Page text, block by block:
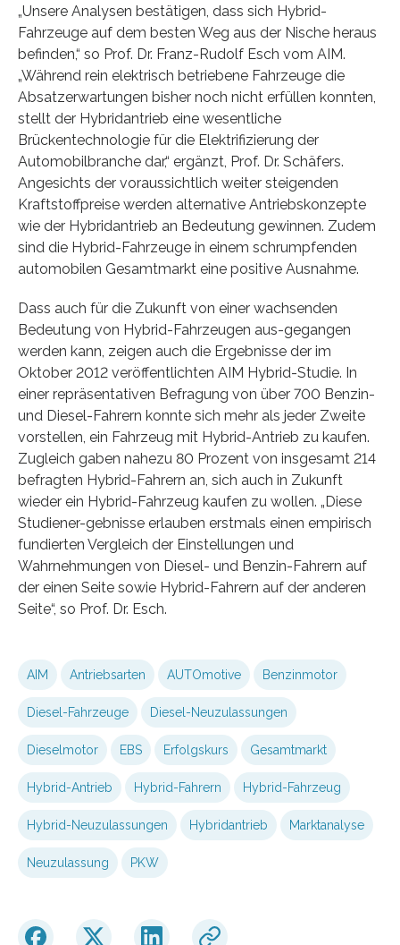
„Unsere Analysen bestätigen, dass sich Hybrid-
Fahrzeuge auf dem besten Weg aus der Nische heraus
befinden,“ so Prof. Dr. Franz-Rudolf Esch vom AIM.
„Während rein elektrisch betriebene Fahrzeuge die
Absatzerwartungen bisher noch nicht erfüllen konnten,
stellt der Hybridantrieb eine wesentliche
Brückentechnologie für die Elektrifizierung der
Automobilbranche dar,“ ergänzt, Prof. Dr. Schäfers.
Angesichts der voraussichtlich weiter steigenden
Kraftstoffpreise werden alternative Antriebskonzepte
wie der Hybridantrieb an Bedeutung gewinnen. Zudem
sind die Hybrid-Fahrzeuge in einem schrumpfenden
automobilen Gesamtmarkt eine positive Ausnahme.
Dass auch für die Zukunft von einer wachsenden
Bedeutung von Hybrid-Fahrzeugen aus-gegangen
werden kann, zeigen auch die Ergebnisse der im
Oktober 2012 veröffentlichten AIM Hybrid-Studie. In
einer repräsentativen Befragung von über 700 Benzin-
und Diesel-Fahrern konnte sich mehr als jeder Zweite
vorstellen, ein Fahrzeug mit Hybrid-Antrieb zu kaufen.
Zugleich gaben nahezu 80 Prozent von insgesamt 214
befragten Hybrid-Fahrern an, sich auch in Zukunft
wieder ein Hybrid-Fahrzeug kaufen zu wollen. „Diese
Studiener-gebnisse erlauben erstmals einen empirisch
fundierten Vergleich der Einstellungen und
Wahrnehmungen von Diesel- und Benzin-Fahrern auf
der einen Seite sowie Hybrid-Fahrern auf der anderen
Seite“, so Prof. Dr. Esch.
AIM Antriebsarten AUTOmotive Benzinmotor
Diesel-Fahrzeuge Diesel-Neuzulassungen
Dieselmotor EBS Erfolgskurs Gesamtmarkt
Hybrid-Antrieb Hybrid-Fahrern Hybrid-Fahrzeug
Hybrid-Neuzulassungen Hybridantrieb Marktanalyse
Neuzulassung PKW